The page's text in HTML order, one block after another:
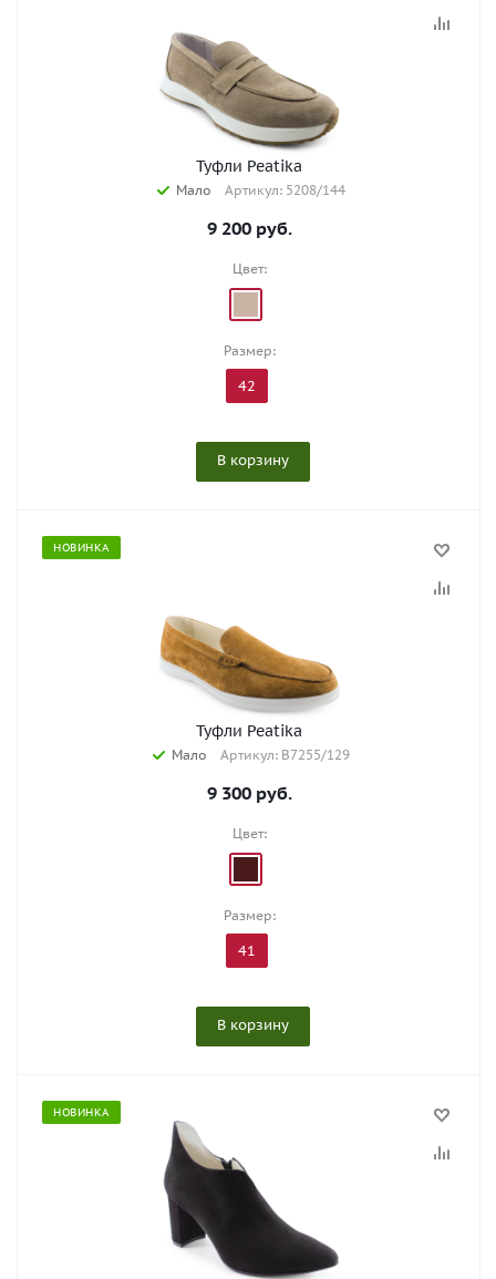
Туфли Peatika
Мало Артикул: 5208/144
9 200руб.
Цвет:
Размер:
42
В корзину
НОВИНКА
Туфли Peatika
Мало Артикул: B7255/129
9 300руб.
Цвет:
Размер:
41
В корзину
НОВИНКА